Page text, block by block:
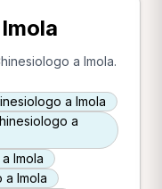
a Imola.
a Imola
a
Imola
Imola